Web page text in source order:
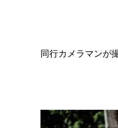
同行カメラマンが